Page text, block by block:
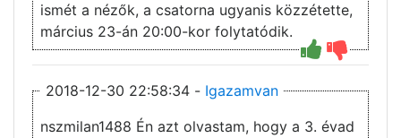
ismét a nézők, a csatorna ugyanis közzétette,
március 23-án 20:00-kor folytatódik.
2018-12-30 22:58:34 - Igazamvan
nszmilan1488 Én azt olvastam, hogy a 3. évad